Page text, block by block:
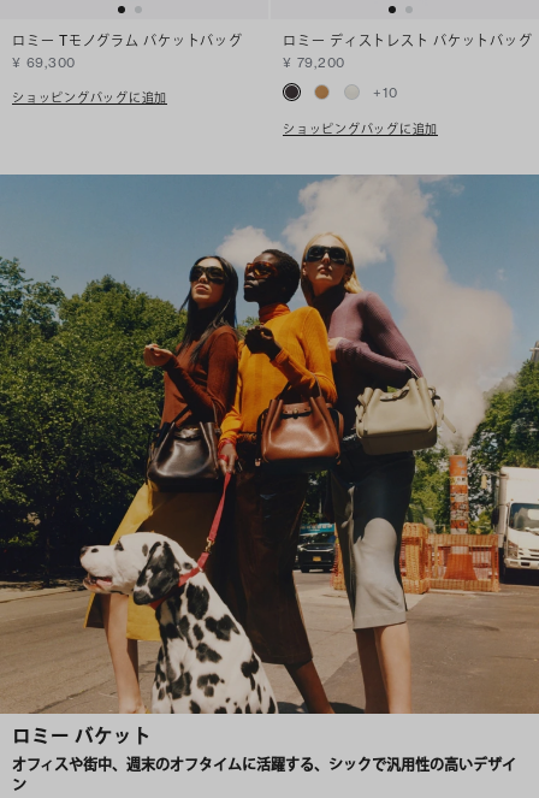
ロミー Tモノグラム バケットバッグ
¥ 69,300
ショッピングバッグに追加
ロミー ディストレスト バケットバッグ
¥ 79,200
+10
ショッピングバッグに追加
ロミー バケット
オフィスや街中、週末のオフタイムに活躍する、シックで汎用性の高いデザイ
ン